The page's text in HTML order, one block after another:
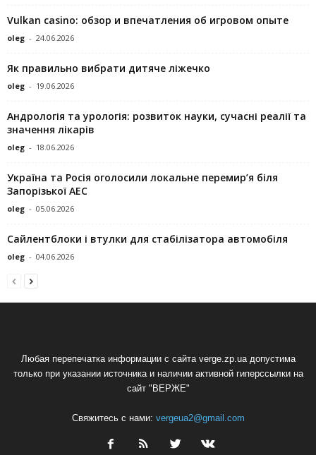
Vulkan casino: обзор и впечатления об игровом опыте
oleg - 24.06.2026
Як правильно вибрати дитяче ліжечко
oleg - 19.06.2026
Андрологія та урологія: розвиток науки, сучасні реалії та
значення лікарів
oleg - 18.06.2026
Україна та Росія оголосили локальне перемир’я біля
Запорізької АЕС
oleg - 05.06.2026
Сайлентблоки і втулки для стабілізатора автомобіля
oleg - 04.06.2026
Любая перепечатка информации с сайта verge.zp.ua допустима
только при указании источника и наличии активной гиперссылки на
сайт "ВЕРЖЕ"
Свяжитесь с нами: vergeua2@gmail.com